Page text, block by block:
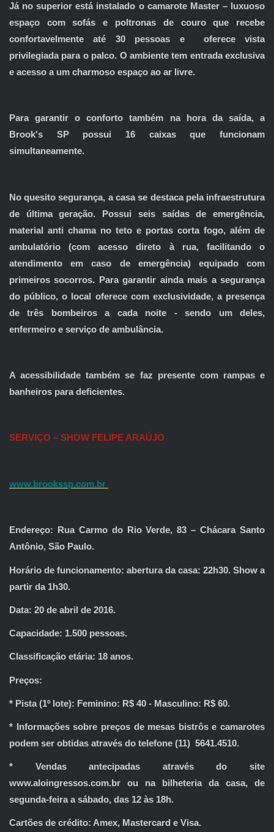
Já no superior está instalado o camarote Master – luxuoso
espaço com sofás e poltronas de couro que recebe
confortavelmente até 30 pessoas e oferece vista
privilegiada para o palco. O ambiente tem entrada exclusiva
e acesso a um charmoso espaço ao ar livre.
Para garantir o conforto também na hora da saída, a
Brook's SP possui 16 caixas que funcionam
simultaneamente.
No quesito segurança, a casa se destaca pela infraestrutura
de última geração. Possui seis saídas de emergência,
material anti chama no teto e portas corta fogo, além de
ambulatório (com acesso direto à rua, facilitando o
atendimento em caso de emergência) equipado com
primeiros socorros. Para garantir ainda mais a segurança
do público, o local oferece com exclusividade, a presença
de três bombeiros a cada noite - sendo um deles,
enfermeiro e serviço de ambulância.
A acessibilidade também se faz presente com rampas e
banheiros para deficientes.
SERVIÇO – SHOW FELIPE ARAÚJO
www.brookssp.com.br
Endereço: Rua Carmo do Rio Verde, 83 – Chácara Santo
Antônio, São Paulo.
Horário de funcionamento: abertura da casa: 22h30. Show a
partir da 1h30.
Data: 20 de abril de 2016.
Capacidade: 1.500 pessoas.
Classificação etária: 18 anos.
Preços:
* Pista (1º lote): Feminino: R$ 40 - Masculino: R$ 60.
* Informações sobre preços de mesas bistrôs e camarotes
podem ser obtidas através do telefone (11) 5641.4510.
* Vendas antecipadas através do site
www.aloingressos.com.br ou na bilheteria da casa, de
segunda-feira a sábado, das 12 às 18h.
Cartões de crédito: Amex, Mastercard e Visa.